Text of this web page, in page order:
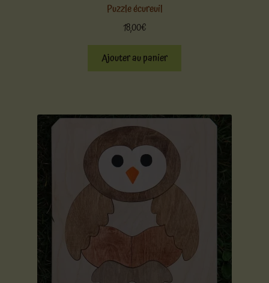
Puzzle écureuil
18,00€
Ajouter au panier